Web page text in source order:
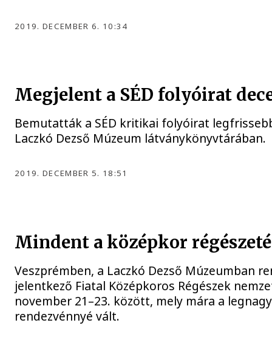
2019. DECEMBER 6. 10:34
Megjelent a SÉD folyóirat
Bemutatták a SÉD kritikai folyóirat
Laczkó Dezső Múzeum látványkönyvtárában.
2019. DECEMBER 5. 18:51
Mindent a középkor
Veszprémben, a Laczkó Dezső Múzeumban
jelentkező Fiatal Középkoros Régészek
november 21–23. között, mely mára a
rendezvénnyé vált.